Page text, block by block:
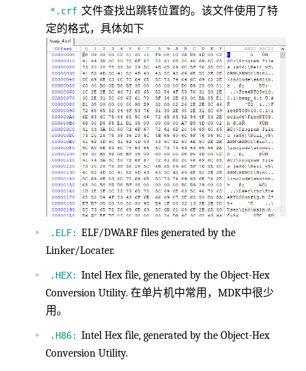
*.crf 文件查找出跳转位置的。该文件使用了特
定的格式，具体如下
.ELF: ELF/DWARF files generated by the
Linker/Locater.
.HEX: Intel Hex file, generated by the Object-Hex
Conversion Utility. 在单片机中常用，MDK中很少
用。
.H86: Intel Hex file, generated by the Object-Hex
Conversion Utility.